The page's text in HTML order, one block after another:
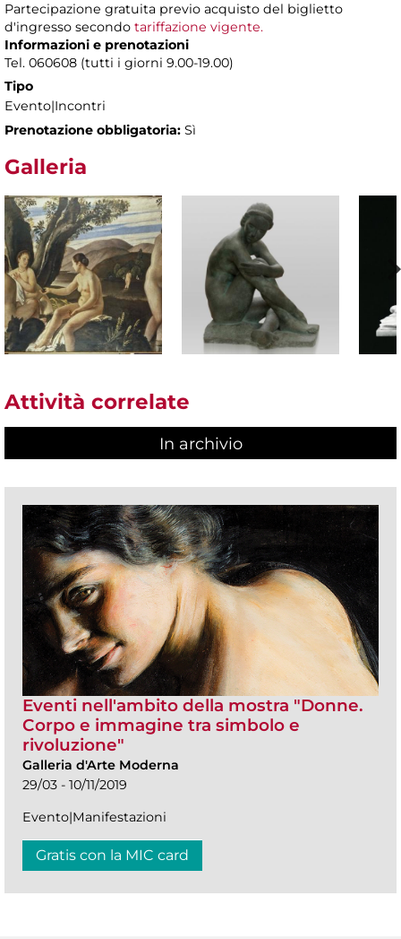
Partecipazione gratuita previo acquisto del biglietto
d'ingresso secondo tariffazione vigente.
Informazioni e prenotazioni
Tel. 060608 (tutti i giorni 9.00-19.00)
Tipo
Evento|Incontri
Prenotazione obbligatoria: Sì
Galleria
Attività correlate
In archivio
Eventi nell'ambito della mostra "Donne.
Corpo e immagine tra simbolo e
rivoluzione"
Galleria d'Arte Moderna
29/03 - 10/11/2019
Evento|Manifestazioni
Gratis con la MIC card